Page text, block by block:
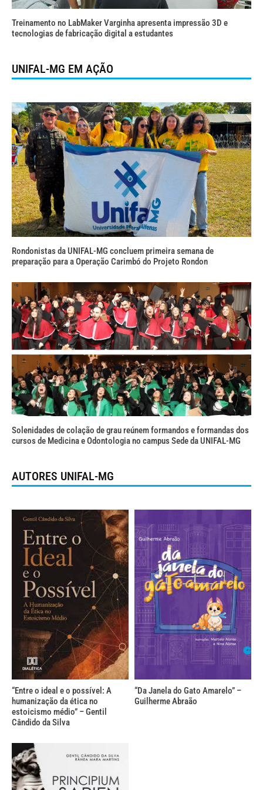
Treinamento no LabMaker Varginha apresenta impressão 3D e
tecnologias de fabricação digital a estudantes
UNIFAL-MG EM AÇÃO
Rondonistas da UNIFAL-MG concluem primeira semana de
preparação para a Operação Carimbó do Projeto Rondon
Solenidades de colação de grau reúnem formandos e formandas dos
cursos de Medicina e Odontologia no campus Sede da UNIFAL-MG
AUTORES UNIFAL-MG
“Entre o ideal e o possível: A
humanização da ética no
estoicismo médio” – Gentil
Cândido da Silva
“Da Janela do Gato Amarelo” –
Guilherme Abraão